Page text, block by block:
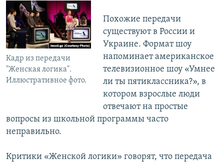
Кадр из передачи
"Женская логика".
Иллюстративное фото.
Похожие передачи
существуют в России и
Украине. Формат шоу
напоминает американское
телевизионное шоу «Умнее
ли ты пятиклассника?», в
котором взрослые люди
отвечают на простые
вопросы из школьной программы часто
неправильно.
Критики «Женской логики» говорят, что передача